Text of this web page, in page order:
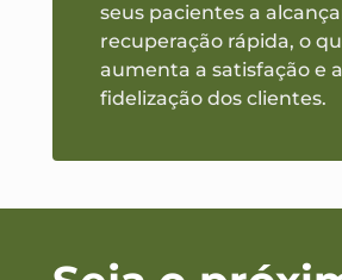
seus pacientes a
recuperação rápida, o
aumenta a satisfação e a
fidelização dos clientes.